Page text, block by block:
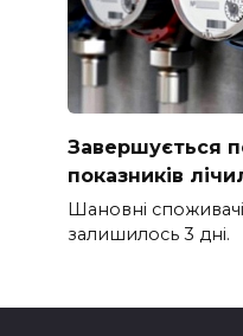
Завершується
показників
Шановні
залишилось 3 дні.